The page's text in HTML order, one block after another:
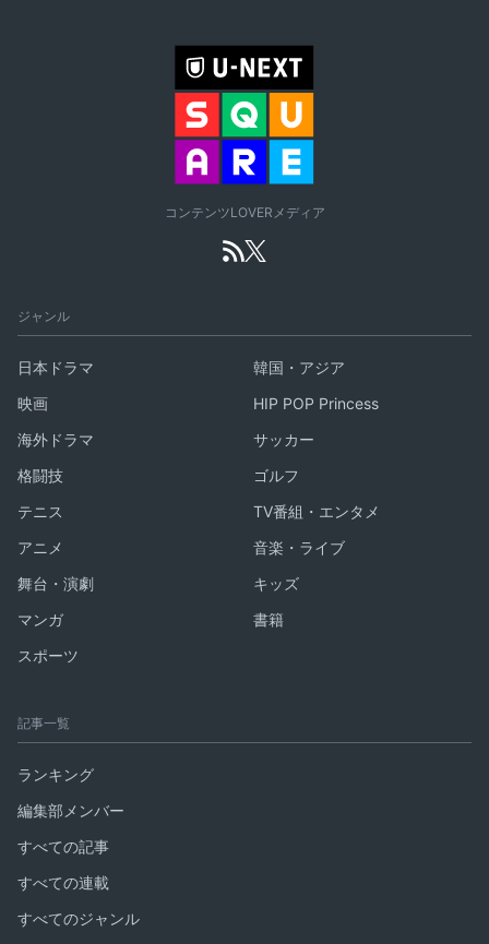
コンテンツLOVERメディア
ジャンル
日本ドラマ
韓国・アジア
映画
HIP POP Princess
海外ドラマ
サッカー
格闘技
ゴルフ
テニス
TV番組・エンタメ
アニメ
音楽・ライブ
舞台・演劇
キッズ
マンガ
書籍
スポーツ
記事一覧
ランキング
編集部メンバー
すべての記事
すべての連載
すべてのジャンル